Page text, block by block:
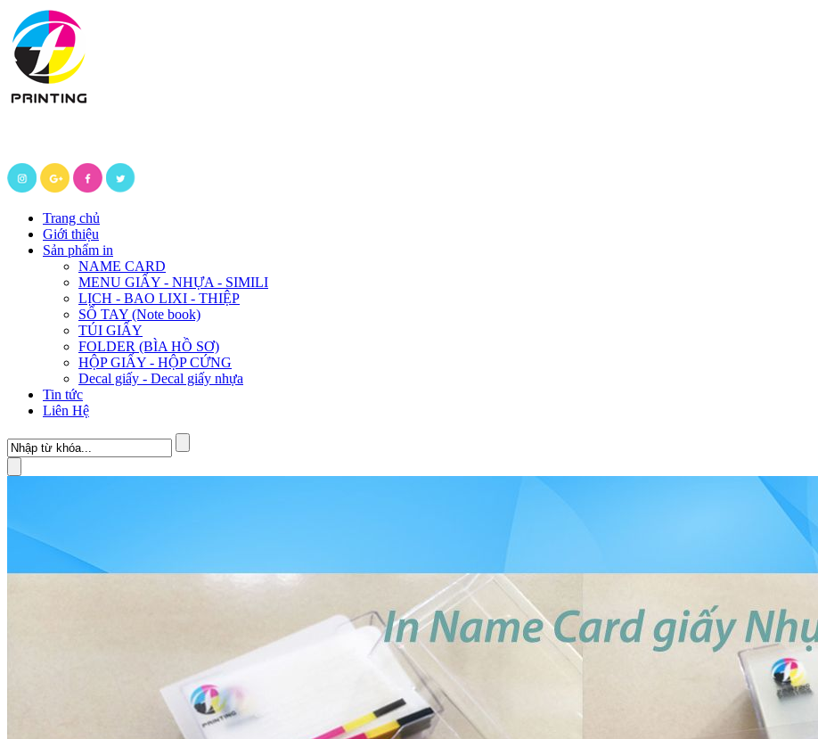
Trang chủ
Giới thiệu
Sản phẩm in
NAME CARD
MENU GIẤY - NHỰA - SIMILI
LỊCH - BAO LIXI - THIỆP
SỔ TAY (Note book)
TÚI GIẤY
FOLDER (BÌA HỒ SƠ)
HỘP GIẤY - HỘP CỨNG
Decal giấy - Decal giấy nhựa
Tin tức
Liên Hệ